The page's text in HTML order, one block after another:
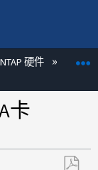
硬件
卡